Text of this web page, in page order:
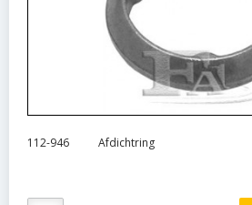
112-946 Afdichtring